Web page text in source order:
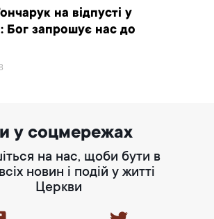
на відпусті у
Бог запрошує нас до
у соцмережах
на нас, щоби бути в
новин і подій у житті
Церкви